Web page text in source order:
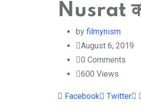
Nusrat
by filmynism
August 6, 2019
0 Comments
600 Views
Facebook Twitter